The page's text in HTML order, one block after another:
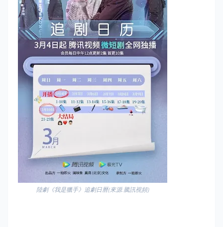
陸劇《我是獵手》追劇日曆(來源:騰訊視頻)